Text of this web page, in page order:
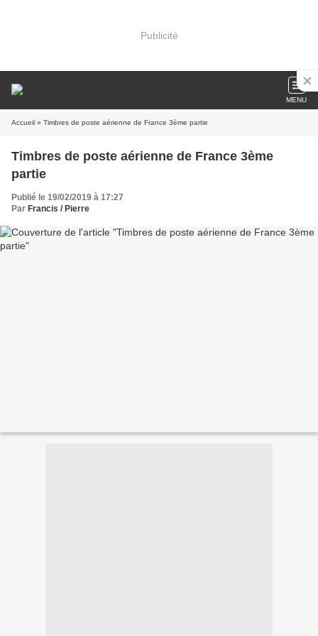
Publicité
MENU
Accueil » Timbres de poste aérienne de France 3ème partie
Timbres de poste aérienne de France 3ème
partie
Publié le 19/02/2019 à 17:27
Par Francis / Pierre